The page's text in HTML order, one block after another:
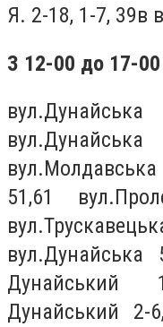
Я. 2-18, 1-7, 39в
З 12-00 до 17-00
51,61
Дунайський
Дунайський 2-